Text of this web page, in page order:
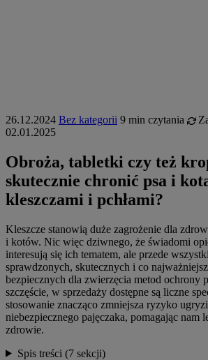
26.12.2024 Bez kategorii 9 min czytania
02.01.2025
Obroża, tabletki czy też
skutecznie chronić psa i
kleszczami i pchłami?
Kleszcze stanowią duże zagrożenie dla
i kotów. Nic więc dziwnego, że świadomi
interesują się ich tematem, ale przede
sprawdzonych, skutecznych i co
bezpiecznych dla zwierzęcia metod ochrony
szczęście, w sprzedaży dostępne są liczne
stosowanie znacząco zmniejsza ryzyko
niebezpiecznego pajęczaka, pomagając nam
zdrowie.
Spis treści (7 sekcji)